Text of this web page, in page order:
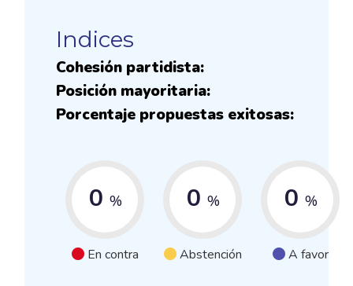
Indices
Cohesión partidista:
Posición mayoritaria:
Porcentaje propuestas exitosas:
0 %
En contra
0 %
Abstención
0 %
A favor